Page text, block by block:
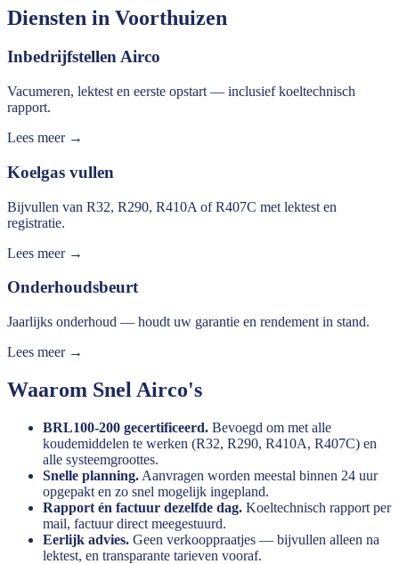
Diensten in Voorthuizen
Inbedrijfstellen Airco
Vacumeren, lektest en eerste opstart — inclusief koeltechnisch
rapport.
Lees meer →
Koelgas vullen
Bijvullen van R32, R290, R410A of R407C met lektest en
registratie.
Lees meer →
Onderhoudsbeurt
Jaarlijks onderhoud — houdt uw garantie en rendement in stand.
Lees meer →
Waarom Snel Airco's
BRL100-200 gecertificeerd. Bevoegd om met alle
koudemiddelen te werken (R32, R290, R410A, R407C) en
alle systeemgroottes.
Snelle planning. Aanvragen worden meestal binnen 24 uur
opgepakt en zo snel mogelijk ingepland.
Rapport én factuur dezelfde dag. Koeltechnisch rapport per
mail, factuur direct meegestuurd.
Eerlijk advies. Geen verkooppraatjes — bijvullen alleen na
lektest, en transparante tarieven vooraf.